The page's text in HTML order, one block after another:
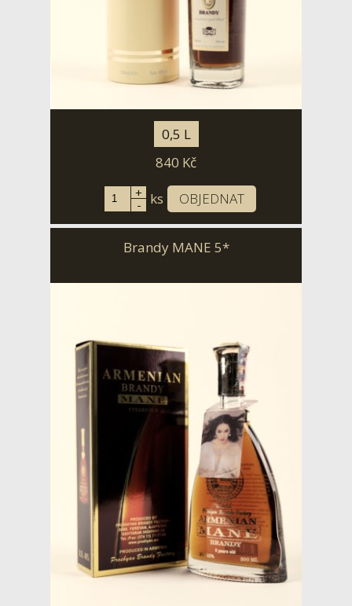
0,5 L
840 Kč
+
- ks OBJEDNAT
Brandy MANE 5*